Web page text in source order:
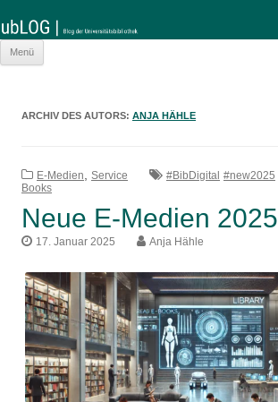
Menü
ARCHIV DES AUTORS: ANJA HÄHLE
E-Medien, Service #BibDigital #new2025
Books
Neue E-Medien 2025
17. Januar 2025 Anja Hähle